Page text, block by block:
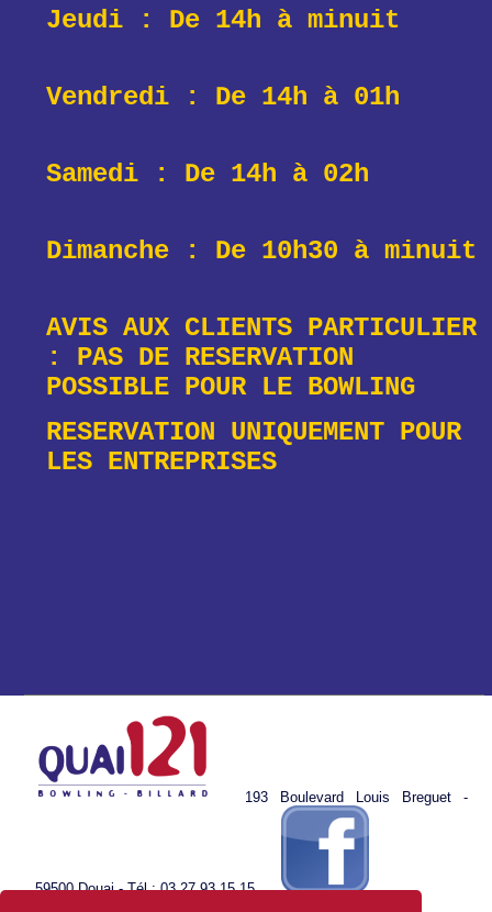
Jeudi : De 14h àminuit
Vendredi : De 14h à 01h
Samedi : De 14h à 02h
Dimanche : De 10h30 à minuit
AVIS AUX CLIENTS PARTICULIER
: PAS DE RESERVATION
POSSIBLE POUR LE BOWLING
RESERVATION UNIQUEMENT POUR
LES ENTREPRISES
193 Boulevard Louis Breguet -
59500 Douai - Tél : 03 27 93 15 15